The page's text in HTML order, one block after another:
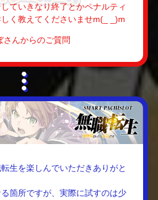
ていきなり終了とかペナルティ
く教えてくださいませm(_ _)m
さんからのご質問
生を楽しんでいただきありがと
箇所ですが、実際に試すのは少